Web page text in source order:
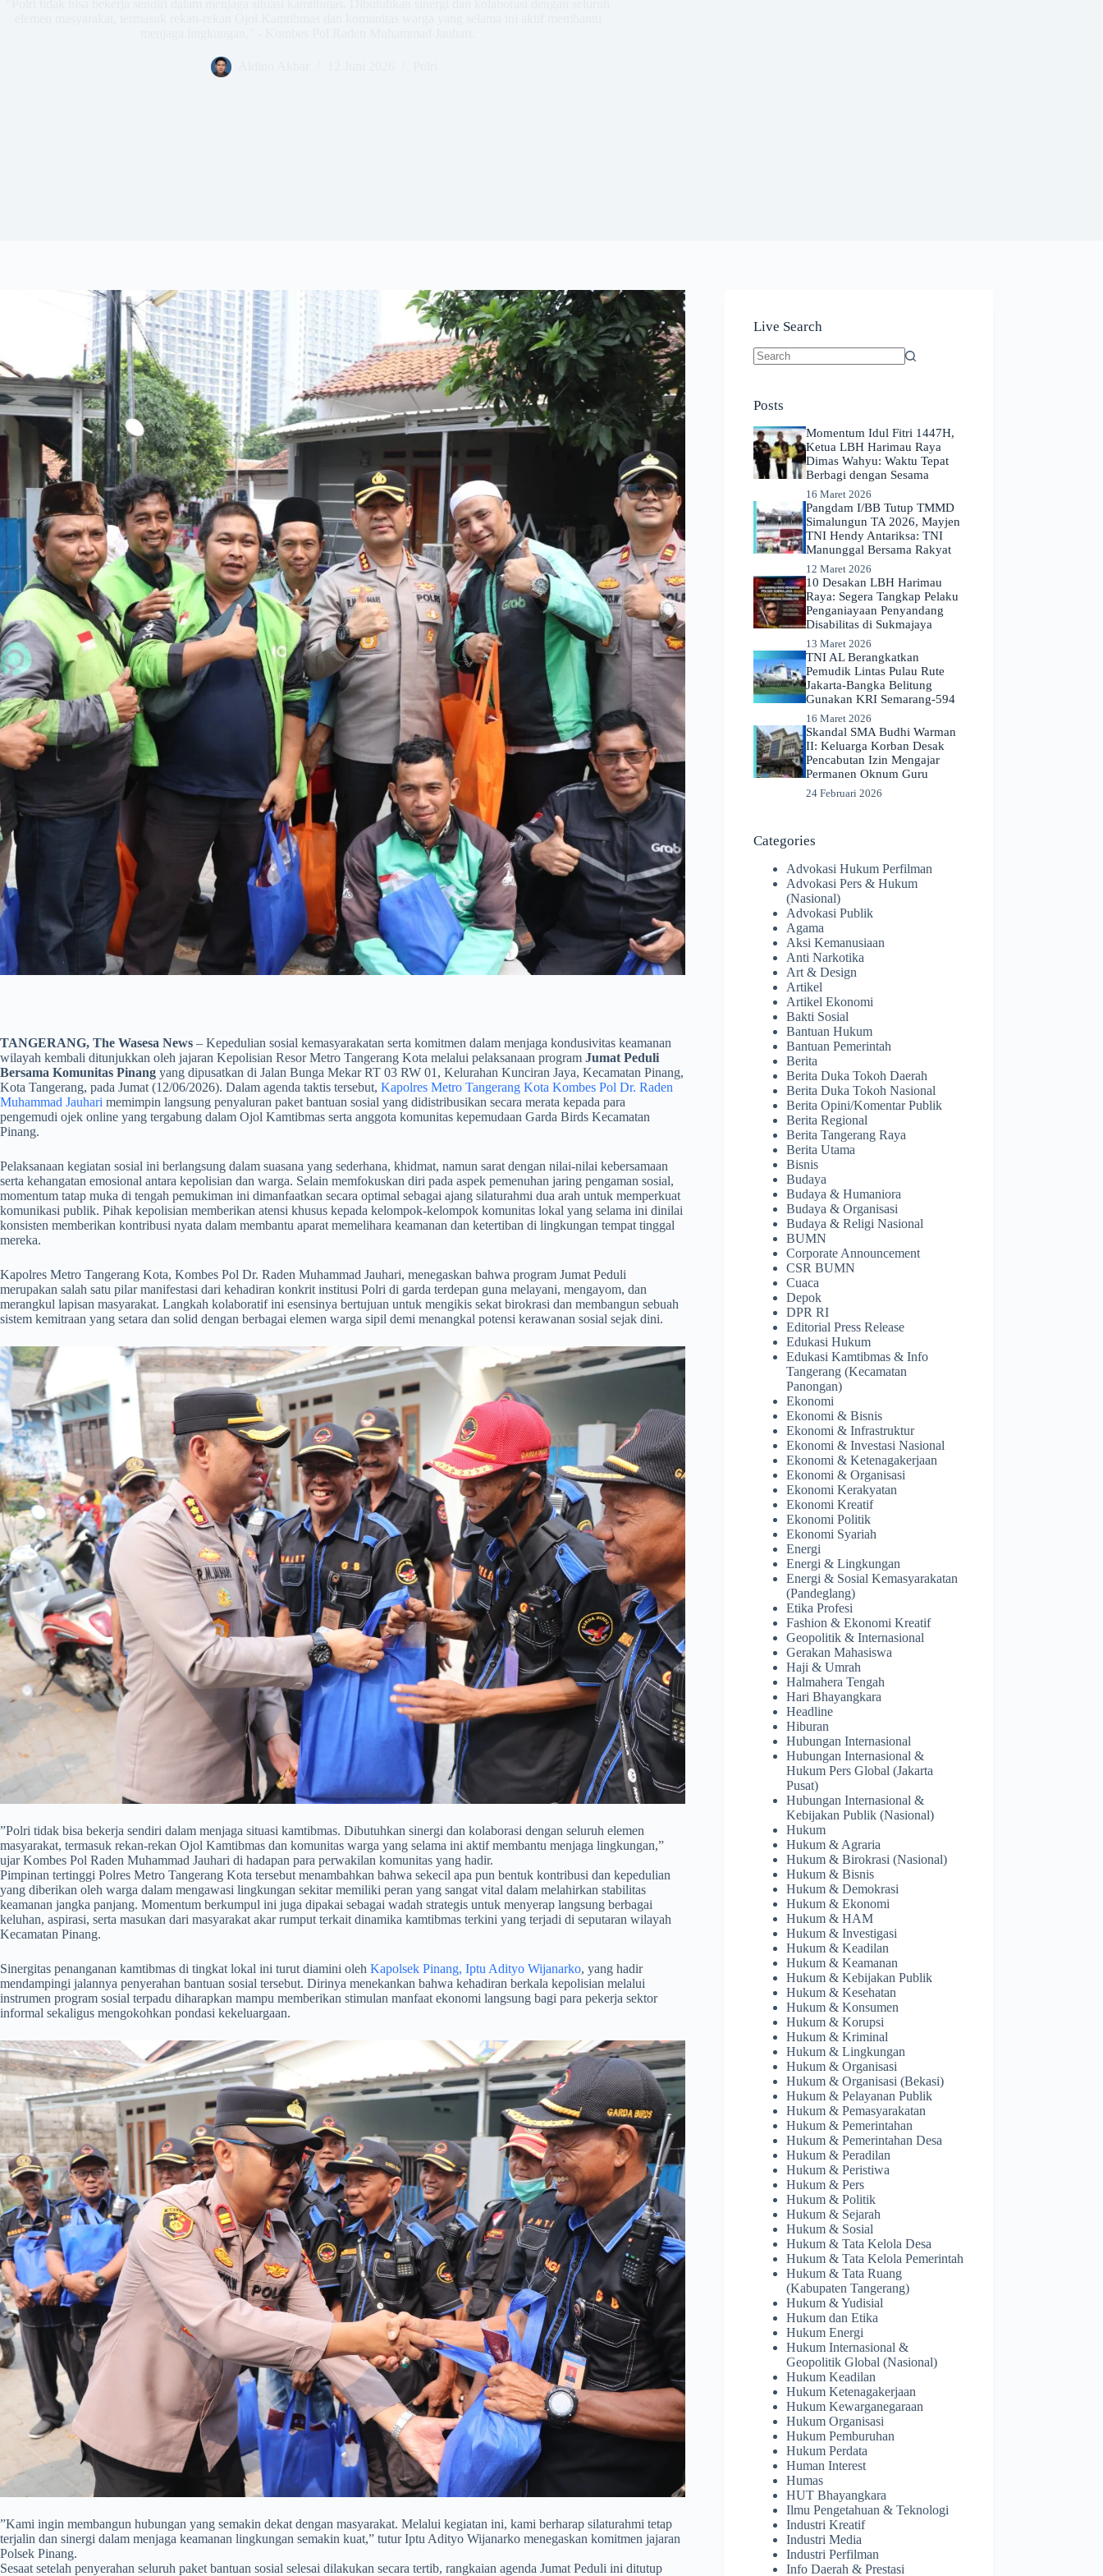
TANGERANG, The Wasesa News – Kepedulian sosial kemasyarakatan serta komitmen dalam menjaga kondusivitas keamanan
wilayah kembali ditunjukkan oleh jajaran Kepolisian Resor Metro Tangerang Kota melalui pelaksanaan program Jumat Peduli
Bersama Komunitas Pinang yang dipusatkan di Jalan Bunga Mekar RT 03 RW 01, Kelurahan Kunciran Jaya, Kecamatan Pinang,
Kota Tangerang, pada Jumat (12/06/2026). Dalam agenda taktis tersebut, Kapolres Metro Tangerang Kota Kombes Pol Dr. Raden
Muhammad Jauhari memimpin langsung penyaluran paket bantuan sosial yang didistribusikan secara merata kepada para
pengemudi ojek online yang tergabung dalam Ojol Kamtibmas serta anggota komunitas kepemudaan Garda Birds Kecamatan
Pinang.
​Pelaksanaan kegiatan sosial ini berlangsung dalam suasana yang sederhana, khidmat, namun sarat dengan nilai-nilai kebersamaan
serta kehangatan emosional antara kepolisian dan warga. Selain memfokuskan diri pada aspek pemenuhan jaring pengaman sosial,
momentum tatap muka di tengah pemukiman ini dimanfaatkan secara optimal sebagai ajang silaturahmi dua arah untuk memperkuat
komunikasi publik. Pihak kepolisian memberikan atensi khusus kepada kelompok-kelompok komunitas lokal yang selama ini dinilai
konsisten memberikan kontribusi nyata dalam membantu aparat memelihara keamanan dan ketertiban di lingkungan tempat tinggal
mereka.
​Kapolres Metro Tangerang Kota, Kombes Pol Dr. Raden Muhammad Jauhari, menegaskan bahwa program Jumat Peduli
merupakan salah satu pilar manifestasi dari kehadiran konkrit institusi Polri di garda terdepan guna melayani, mengayom, dan
merangkul lapisan masyarakat. Langkah kolaboratif ini esensinya bertujuan untuk mengikis sekat birokrasi dan membangun sebuah
sistem kemitraan yang setara dan solid dengan berbagai elemen warga sipil demi menangkal potensi kerawanan sosial sejak dini.
​”Polri tidak bisa bekerja sendiri dalam menjaga situasi kamtibmas. Dibutuhkan sinergi dan kolaborasi dengan seluruh elemen
masyarakat, termasuk rekan-rekan Ojol Kamtibmas dan komunitas warga yang selama ini aktif membantu menjaga lingkungan,”
ujar Kombes Pol Raden Muhammad Jauhari di hadapan para perwakilan komunitas yang hadir.
Pimpinan tertinggi Polres Metro Tangerang Kota tersebut menambahkan bahwa sekecil apa pun bentuk kontribusi dan kepedulian
yang diberikan oleh warga dalam mengawasi lingkungan sekitar memiliki peran yang sangat vital dalam melahirkan stabilitas
keamanan jangka panjang. Momentum berkumpul ini juga dipakai sebagai wadah strategis untuk menyerap langsung berbagai
keluhan, aspirasi, serta masukan dari masyarakat akar rumput terkait dinamika kamtibmas terkini yang terjadi di seputaran wilayah
Kecamatan Pinang.
​Sinergitas penanganan kamtibmas di tingkat lokal ini turut diamini oleh Kapolsek Pinang, Iptu Adityo Wijanarko, yang hadir
mendampingi jalannya penyerahan bantuan sosial tersebut. Dirinya menekankan bahwa kehadiran berkala kepolisian melalui
instrumen program sosial terpadu diharapkan mampu memberikan stimulan manfaat ekonomi langsung bagi para pekerja sektor
informal sekaligus mengokohkan pondasi kekeluargaan.
​”Kami ingin membangun hubungan yang semakin dekat dengan masyarakat. Melalui kegiatan ini, kami berharap silaturahmi tetap
terjalin dan sinergi dalam menjaga keamanan lingkungan semakin kuat,” tutur Iptu Adityo Wijanarko menegaskan komitmen jajaran
Polsek Pinang.
Sesaat setelah penyerahan seluruh paket bantuan sosial selesai dilakukan secara tertib, rangkaian agenda Jumat Peduli ini ditutup
Live Search
Posts
Momentum Idul Fitri 1447H,
Ketua LBH Harimau Raya
Dimas Wahyu: Waktu Tepat
Berbagi dengan Sesama
16 Maret 2026
Pangdam I/BB Tutup TMMD
Simalungun TA 2026, Mayjen
TNI Hendy Antariksa: TNI
Manunggal Bersama Rakyat
12 Maret 2026
​10 Desakan LBH Harimau
Raya: Segera Tangkap Pelaku
Penganiayaan Penyandang
Disabilitas di Sukmajaya
13 Maret 2026
TNI AL Berangkatkan
Pemudik Lintas Pulau Rute
Jakarta-Bangka Belitung
Gunakan KRI Semarang-594
16 Maret 2026
Skandal SMA Budhi Warman
II: Keluarga Korban Desak
Pencabutan Izin Mengajar
Permanen Oknum Guru
24 Februari 2026
Categories
Advokasi Hukum Perfilman
Advokasi Pers & Hukum
(Nasional)
Advokasi Publik
Agama
Aksi Kemanusiaan
Anti Narkotika
Art & Design
Artikel
Artikel Ekonomi
Bakti Sosial
Bantuan Hukum
Bantuan Pemerintah
Berita
Berita Duka Tokoh Daerah
Berita Duka Tokoh Nasional
Berita Opini/Komentar Publik
Berita Regional
Berita Tangerang Raya
Berita Utama
Bisnis
Budaya
Budaya & Humaniora
Budaya & Organisasi
Budaya & Religi Nasional
BUMN
Corporate Announcement
CSR BUMN
Cuaca
Depok
DPR RI
Editorial Press Release
Edukasi Hukum
Edukasi Kamtibmas & Info
Tangerang (Kecamatan
Panongan)
Ekonomi
Ekonomi & Bisnis
Ekonomi & Infrastruktur
Ekonomi & Investasi Nasional
Ekonomi & Ketenagakerjaan
Ekonomi & Organisasi
Ekonomi Kerakyatan
Ekonomi Kreatif
Ekonomi Politik
Ekonomi Syariah
Energi
Energi & Lingkungan
Energi & Sosial Kemasyarakatan
(Pandeglang)
Etika Profesi
Fashion & Ekonomi Kreatif
Geopolitik & Internasional
Gerakan Mahasiswa
Haji & Umrah
Halmahera Tengah
Hari Bhayangkara
Headline
Hiburan
Hubungan Internasional
Hubungan Internasional &
Hukum Pers Global (Jakarta
Pusat)
Hubungan Internasional &
Kebijakan Publik (Nasional)
Hukum
Hukum & Agraria
Hukum & Birokrasi (Nasional)
Hukum & Bisnis
Hukum & Demokrasi
Hukum & Ekonomi
Hukum & HAM
Hukum & Investigasi
Hukum & Keadilan
Hukum & Keamanan
Hukum & Kebijakan Publik
Hukum & Kesehatan
Hukum & Konsumen
Hukum & Korupsi
Hukum & Kriminal
Hukum & Lingkungan
Hukum & Organisasi
Hukum & Organisasi (Bekasi)
Hukum & Pelayanan Publik
Hukum & Pemasyarakatan
Hukum & Pemerintahan
Hukum & Pemerintahan Desa
Hukum & Peradilan
Hukum & Peristiwa
Hukum & Pers
Hukum & Politik
Hukum & Sejarah
Hukum & Sosial
Hukum & Tata Kelola Desa
Hukum & Tata Kelola Pemerintah
Hukum & Tata Ruang
(Kabupaten Tangerang)
Hukum & Yudisial
Hukum dan Etika
Hukum Energi
Hukum Internasional &
Geopolitik Global (Nasional)
Hukum Keadilan
Hukum Ketenagakerjaan
Hukum Kewarganegaraan
Hukum Organisasi
Hukum Pemburuhan
Hukum Perdata
Human Interest
Humas
HUT Bhayangkara
Ilmu Pengetahuan & Teknologi
Industri Kreatif
Industri Media
Industri Perfilman
Info Daerah & Prestasi